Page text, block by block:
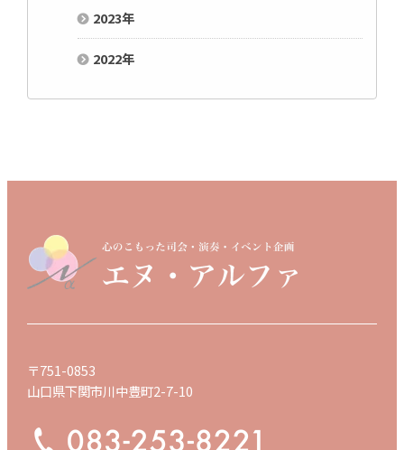
2023年
2022年
〒751-0853
山口県下関市川中豊町2-7-10